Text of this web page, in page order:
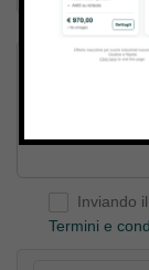
Inviando
Termini e